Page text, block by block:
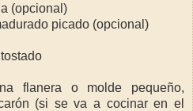
(opcional)
picado (opcional)
flanera o molde pequeño,
(si se va a cocinar en el